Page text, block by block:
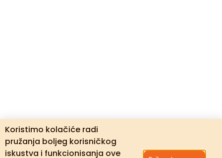
Koristimo kolačiće radi
pružanja boljeg korisničkog
iskustva i funkcionisanja ove